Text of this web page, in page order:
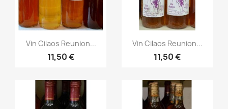
Aperçu rapide
Vin Cilaos Reunion...
11,50 €
Aperçu rapide
Vin Cilaos Reunion...
11,50 €